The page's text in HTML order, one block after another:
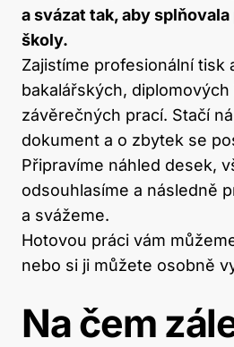
a svázat tak, aby
školy.
Zajistíme profesionální tisk
bakalářských, diplomových
závěrečných prací. Stačí
dokument a o zbytek se
Připravíme náhled desek,
odsouhlasíme a následně
a svážeme.
Hotovou práci vám
nebo si ji můžete osobně
Na čem